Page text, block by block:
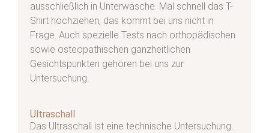
ausschließlich in Unterwäsche. Mal schnell das T-
Shirt hochziehen, das kommt bei uns nicht in
Frage. Auch spezielle Tests nach orthopädischen
sowie osteopathischen ganzheitlichen
Gesichtspunkten gehören bei uns zur
Untersuchung.
Ultraschall
Das Ultraschall ist eine technische Untersuchung.